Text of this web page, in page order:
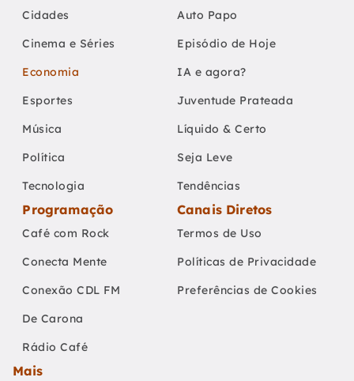
Cidades
Cinema e Séries
Economia
Esportes
Música
Política
Tecnologia
Auto Papo
Episódio de Hoje
IA e agora?
Juventude Prateada
Líquido & Certo
Seja Leve
Tendências
Programação
Café com Rock
Conecta Mente
Conexão CDL FM
De Carona
Rádio Café
Canais Diretos
Termos de Uso
Políticas de Privacidade
Preferências de Cookies
Mais